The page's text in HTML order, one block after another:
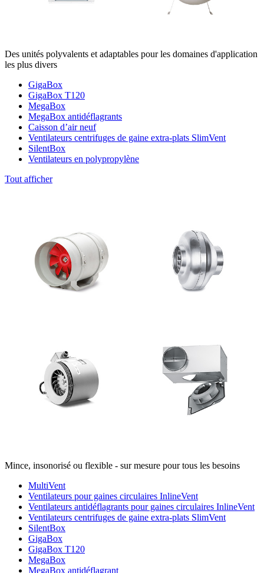
Des unités polyvalents et adaptables pour les domaines d'application
les plus divers
GigaBox
GigaBox T120
MegaBox
MegaBox antidéflagrants
Caisson d’air neuf
Ventilateurs centrifuges de gaine extra-plats SlimVent
SilentBox
Ventilateurs en polypropylène
Tout afficher
Mince, insonorisé ou flexible - sur mesure pour tous les besoins
MultiVent
Ventilateurs pour gaines circulaires InlineVent
Ventilateurs antidéflagrants pour gaines circulaires InlineVent
Ventilateurs centrifuges de gaine extra-plats SlimVent
SilentBox
GigaBox
GigaBox T120
MegaBox
MegaBox antidéflagrant